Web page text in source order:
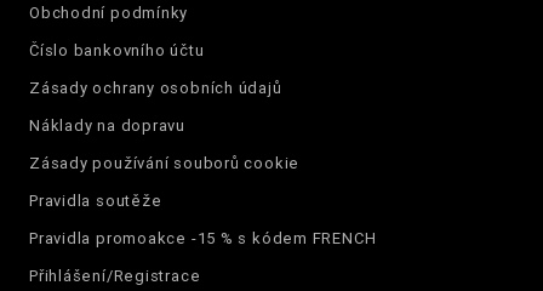
Obchodní podmínky
Číslo bankovního účtu
Zásady ochrany osobních údajů
Náklady na dopravu
Zásady používání souborů cookie
Pravidla soutěže
Pravidla promoakce -15 % s kódem FRENCH
Přihlášení/Registrace